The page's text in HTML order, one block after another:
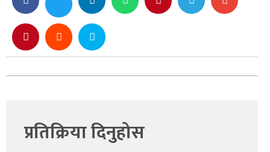
प्रतिक्रिया दिनुहोस